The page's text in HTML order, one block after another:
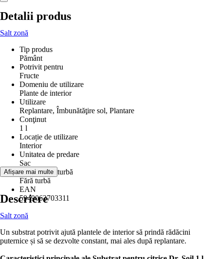
Detalii produs
Salt zonă
Tip produs
Pământ
Potrivit pentru
Fructe
Domeniu de utilizare
Plante de interior
Utilizare
Replantare, Îmbunătăţire sol, Plantare
Conţinut
1 l
Locație de utilizare
Interior
Unitatea de predare
Sac
Conținut de turbă
Fără turbă
EAN
5949062703311
Afișare mai multe
Descriere
Salt zonă
Un substrat potrivit ajută plantele de interior să prindă rădăcini
puternice și să se dezvolte constant, mai ales după replantare.